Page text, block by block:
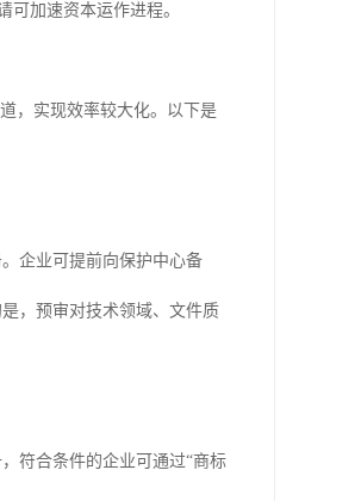
加速资本运作进程。
，实现效率较大化。以下是
企业可提前向保护中心备
，预审对技术领域、文件质
符合条件的企业可通过“商标